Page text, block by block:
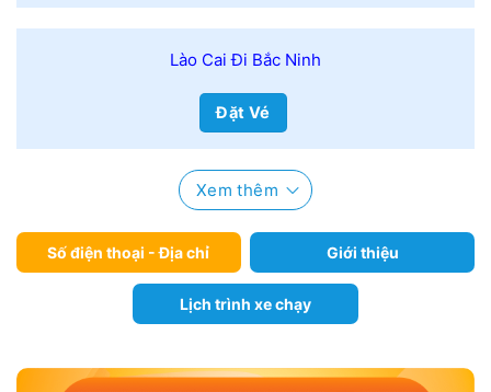
Lào Cai Đi Bắc Ninh
Đặt Vé
Xem thêm
Số điện thoại - Địa chỉ Giới thiệu
Lịch trình xe chạy